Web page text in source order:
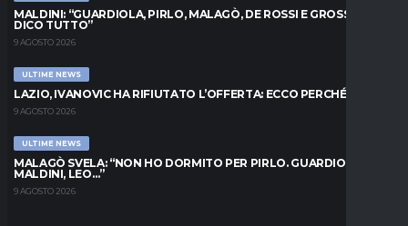
MALDINI: “GUARDIOLA, PIRLO, MALAGÒ, DE ROSSI E GROSSO: VI
DICO TUTTO”
9 AGOSTO 2026
ULTIME NEWS
LAZIO, IVANOVIC HA RIFIUTATO L’OFFERTA: ECCO PERCHÉ
9 AGOSTO 2026
ULTIME NEWS
MALAGÒ SVELA: “NON HO DORMITO PER PIRLO. GUARDIOLA,
MALDINI, LEO…”
9 AGOSTO 2026